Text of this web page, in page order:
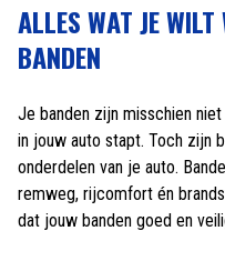
ALLES WAT JE WILT
BANDEN
Je banden zijn misschien
in jouw auto stapt. Toch zijn
onderdelen van je auto.
remweg, rijcomfort én
dat jouw banden goed en